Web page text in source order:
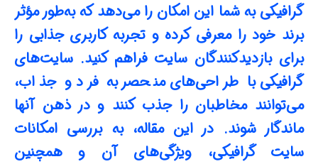
گرافیکی به شما این امکان را می‌دهد که به‌طور مؤثر
برند خود را معرفی کرده و تجربه کاربری جذابی را
برای بازدیدکنندگان سایت فراهم کنید. سایت‌های
گرافیکی با طراحی‌های منحصر به فرد و جذاب،
می‌توانند مخاطبان را جذب کنند و در ذهن آنها
ماندگار شوند. در این مقاله، به بررسی امکانات
سایت گرافیکی، ویژگی‌های آن و همچنین